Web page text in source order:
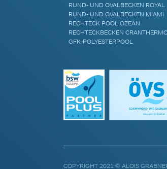
RUND- UND OVALBECKEN ROYAL
RUND- UND OVALBECKEN MIAMI
RECHTECK POOL OZEAN
RECHTECKBECKEN
GFK-POLYESTERPOOL
COPYRIGHT 2021 © ALOIS